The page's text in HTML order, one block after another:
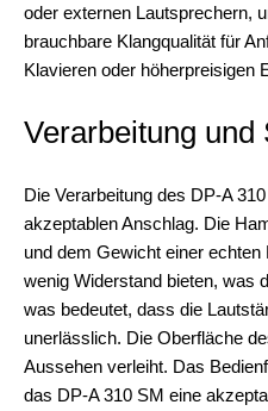
oder externen Lautsprechern,
brauchbare Klangqualität für
Klavieren oder höherpreisigen
Verarbeitung und
Die Verarbeitung des DP-A
akzeptablen Anschlag. Die
und dem Gewicht einer
wenig Widerstand bieten, was
was bedeutet, dass die
unerlässlich. Die Oberfläche
Aussehen verleiht. Das
das DP-A 310 SM eine